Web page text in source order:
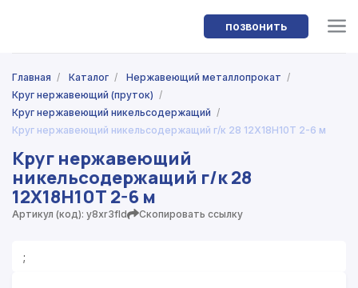
позвонить
Главная / Каталог / Нержавеющий металлопрокат /
Круг нержавеющий (пруток) /
Круг нержавеющий никельсодержащий /
Круг нержавеющий никельсодержащий г/к 28 12Х18Н10Т 2-6 м
Круг нержавеющий
никельсодержащий г/к 28
12Х18Н10Т 2-6 м
Артикул (код): y8xr3fld Скопировать ссылку
;